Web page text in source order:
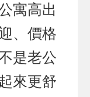
寓高出
、價格
是老公
來更舒